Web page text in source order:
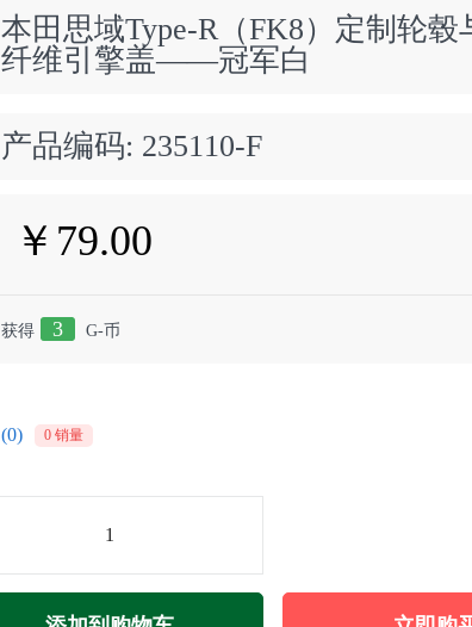
本田思域Type-R（FK8）定制轮毂
纤维引擎盖——冠军白
产品编码: 235110-F
￥79.00
获得 3 G-币
(0) 0 销量